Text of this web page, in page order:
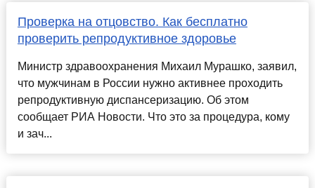
Проверка на отцовство. Как бесплатно
проверить репродуктивное здоровье
Министр здравоохранения Михаил Мурашко, заявил,
что мужчинам в России нужно активнее проходить
репродуктивную диспансеризацию. Об этом
сообщает РИА Новости. Что это за процедура, кому
и зач...